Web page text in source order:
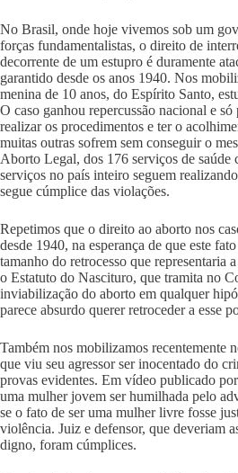
No Brasil, onde hoje vivemos sob um
forças fundamentalistas, o direito de
decorrente de um estupro é duramente
garantido desde os anos 1940. Nos
menina de 10 anos, do Espírito Santo,
O caso ganhou repercussão nacional e
realizar os procedimentos e ter o
muitas outras sofrem sem conseguir o
Aborto Legal, dos 176 serviços de saúde
serviços no país inteiro seguem
segue cúmplice das violações.
Repetimos que o direito ao aborto nos
desde 1940, na esperança de que este
tamanho do retrocesso que representaria
o Estatuto do Nascituro, que tramita no
inviabilização do aborto em qualquer
parece absurdo querer retroceder a esse
Também nos mobilizamos recentemente
que viu seu agressor ser inocentado do
provas evidentes. Em vídeo publicado
uma mulher jovem ser humilhada pelo
se o fato de ser uma mulher livre fosse
violência. Juiz e defensor, que deveriam
digno, foram cúmplices.